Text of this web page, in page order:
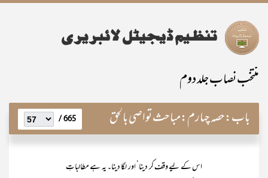
منتخب نصاب جلد دوم
باب:حصہ چہارم:مباحث تواصی بالحق 665 /
اس کے لیے وقف کر دینا‘ اور لگا دینا۔ یہ ہے مطالباتِ